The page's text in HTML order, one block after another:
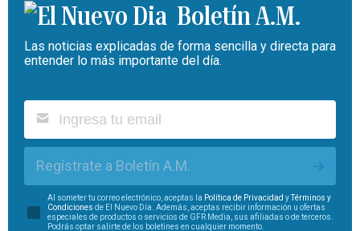
Boletín A.M.
Las noticias explicadas de forma sencilla y directa para
entender lo más importante del día.
Regístrate a Boletín A.M.
Al someter tu correo electrónico, aceptas la Política de Privacidad yTérminos y
Condiciones de El Nuevo Día. Además, aceptas recibir información u ofertas
especiales de productos o servicios de GFR Media, sus afiliadas o de terceros.
Podrás optar salirte de los boletines en cualquier momento.